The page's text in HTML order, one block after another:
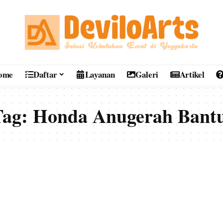
Daftar Layanan Galeri Artikel
Honda Anugerah